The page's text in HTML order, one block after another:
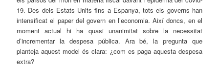
19. Des dels Estats Units fins a Espanya, tots els governs han
intensificat el paper del govern en l’economia. Així doncs, en el
moment actual hi ha quasi unanimitat sobre la necessitat
d’incrementar la despesa pública. Ara bé, la pregunta que
planteja aquest model és clara: ¿com es paga aquesta despesa
extra?